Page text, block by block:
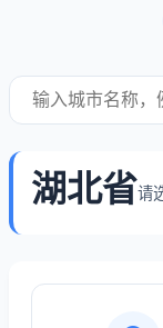
湖北省请